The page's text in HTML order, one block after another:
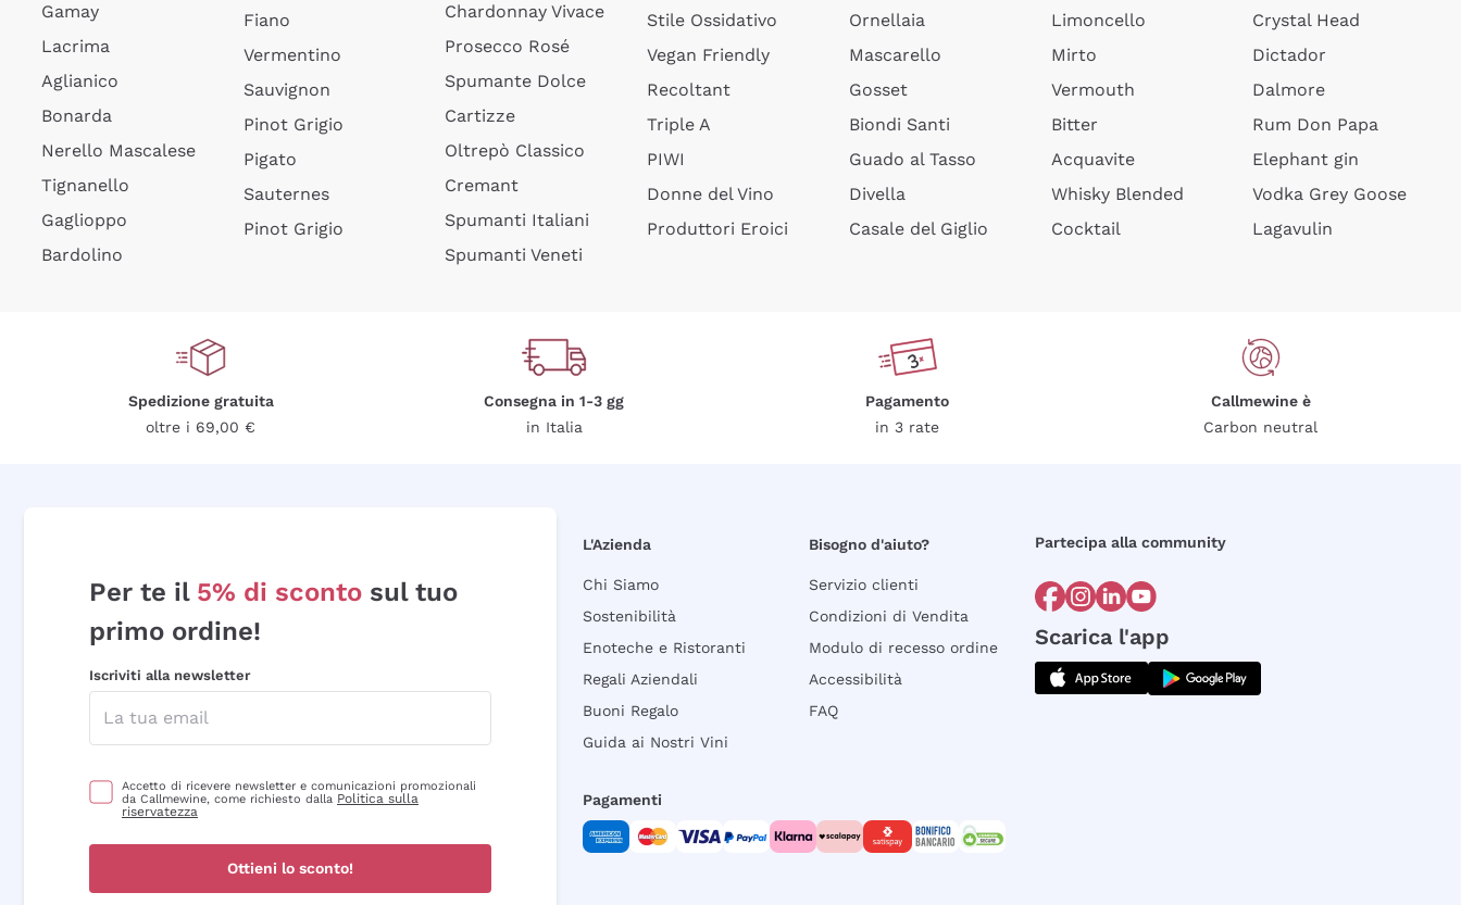
Gamay
Lacrima
Aglianico
Bonarda
Nerello Mascalese
Tignanello
Gaglioppo
Bardolino
Fiano
Vermentino
Sauvignon
Pinot Grigio
Pigato
Sauternes
Pinot Grigio
Chardonnay Vivace
Prosecco Rosé
Spumante Dolce
Cartizze
Oltrepò Classico
Cremant
Spumanti Italiani
Spumanti Veneti
Stile Ossidativo
Vegan Friendly
Recoltant
Triple A
PIWI
Donne del Vino
Produttori Eroici
Ornellaia
Mascarello
Gosset
Biondi Santi
Guado al Tasso
Divella
Casale del Giglio
Limoncello
Mirto
Vermouth
Bitter
Acquavite
Whisky Blended
Cocktail
Crystal Head
Dictador
Dalmore
Rum Don Papa
Elephant gin
Vodka Grey Goose
Lagavulin
Spedizione gratuita
oltre i 69,00 €
Consegna in 1-3 gg
in Italia
Pagamento
in 3 rate
Callmewine è
Carbon neutral
Per te il 5% di sconto sul tuo
primo ordine!
Iscriviti alla newsletter
Accetto di ricevere newsletter e comunicazioni promozionali
da Callmewine, come richiesto dalla Politica sulla
riservatezza
Ottieni lo sconto!
L'Azienda
Chi Siamo
Sostenibilità
Enoteche e Ristoranti
Regali Aziendali
Buoni Regalo
Guida ai Nostri Vini
Bisogno d'aiuto?
Servizio clienti
Condizioni di Vendita
Modulo di recesso ordine
Accessibilità
FAQ
Partecipa alla community
Scarica l'app
Pagamenti